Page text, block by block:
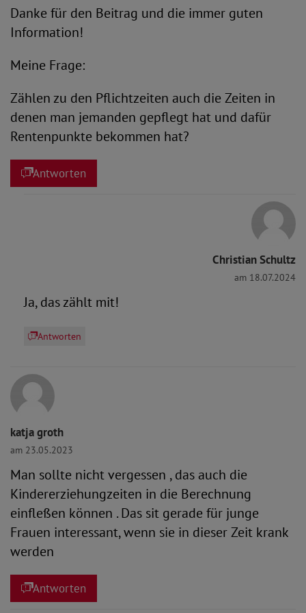
Danke für den Beitrag und die immer guten
Information!
Meine Frage:
Zählen zu den Pflichtzeiten auch die Zeiten in
denen man jemanden gepflegt hat und dafür
Rentenpunkte bekommen hat?
Antworten
Christian Schultz
am 18.07.2024
Ja, das zählt mit!
Antworten
katja groth
am 23.05.2023
Man sollte nicht vergessen , das auch die
Kindererziehungzeiten in die Berechnung
einfleßen können . Das sit gerade für junge
Frauen interessant, wenn sie in dieser Zeit krank
werden
Antworten